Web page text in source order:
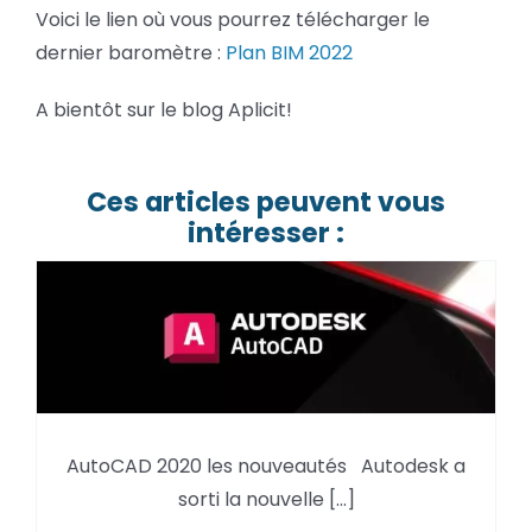
Voici le lien où vous pourrez télécharger le
dernier baromètre : Plan BIM 2022
A bientôt sur le blog Aplicit!
Ces articles peuvent vous
intéresser :
AutoCAD 2020 les nouveautés
AutoCAD 2020 les nouveautés Autodesk a
sorti la nouvelle [...]